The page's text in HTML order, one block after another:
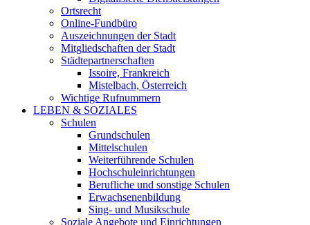
Ortsrecht
Online-Fundbüro
Auszeichnungen der Stadt
Mitgliedschaften der Stadt
Städtepartnerschaften
Issoire, Frankreich
Mistelbach, Österreich
Wichtige Rufnummern
LEBEN & SOZIALES
Schulen
Grundschulen
Mittelschulen
Weiterführende Schulen
Hochschuleinrichtungen
Berufliche und sonstige Schulen
Erwachsenenbildung
Sing- und Musikschule
Soziale Angebote und Einrichtungen